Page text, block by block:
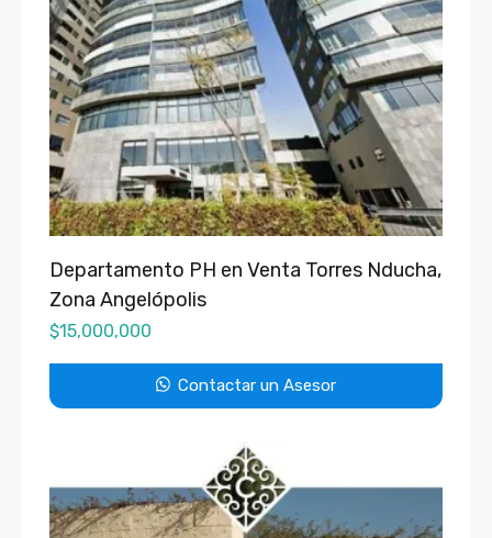
Departamento PH en Venta Torres Nducha,
Zona Angelópolis
$15,000,000
Contactar un Asesor